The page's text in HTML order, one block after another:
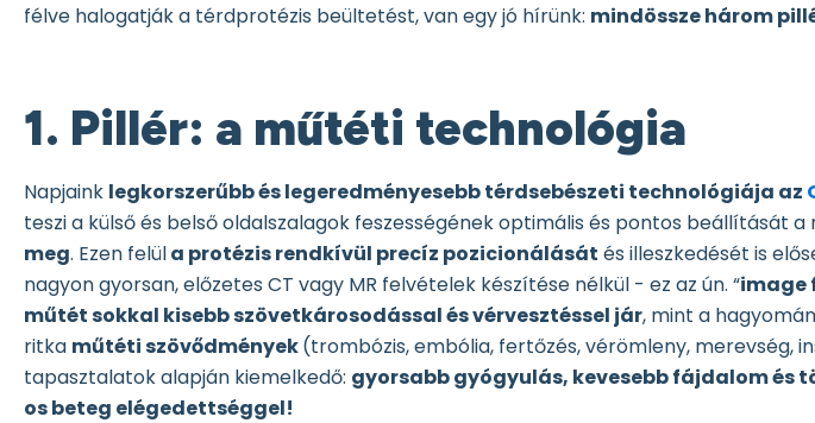
félve halogatják a térdprotézis beültetést, van egy jó hírünk: mindössze három
1. Pillér: a műtéti technológia
Napjaink legkorszerűbb és legeredményesebb térdsebészeti technológiája az
teszi a külső és belső oldalszalagok feszességének optimális és pontos beállítását
meg. Ezen felüla protézis rendkívül precíz pozicionálását és illeszkedését is
nagyon gyorsan, előzetes CT vagy MR felvételek készítése nélkül - ez az ún. “image
műtét sokkal kisebb szövetkárosodással és vérvesztéssel jár, mint a
ritka műtéti szövődmények(trombózis, embólia, fertőzés, vérömleny, merevség,
tapasztalatok alapján kiemelkedő: gyorsabb gyógyulás, kevesebb fájdalom és
os beteg elégedettséggel!